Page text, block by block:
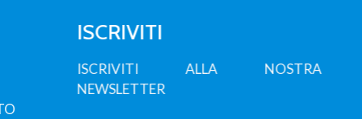
ISCRIVITI
ISCRIVITI ALLA NOSTRA
NEWSLETTER